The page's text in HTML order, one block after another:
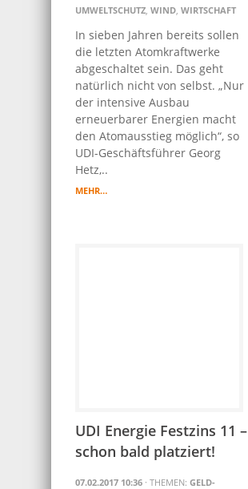
UMWELTSCHUTZ, WIND, WIRTSCHAFT
In sieben Jahren bereits sollen
die letzten Atomkraftwerke
abgeschaltet sein. Das geht
natürlich nicht von selbst. „Nur
der intensive Ausbau
erneuerbarer Energien macht
den Atomausstieg möglich“, so
UDI-Geschäftsführer Georg
Hetz,..
MEHR…
UDI Energie Festzins 11 –
schon bald platziert!
07.02.2017 10:36 · THEMEN: GELD-